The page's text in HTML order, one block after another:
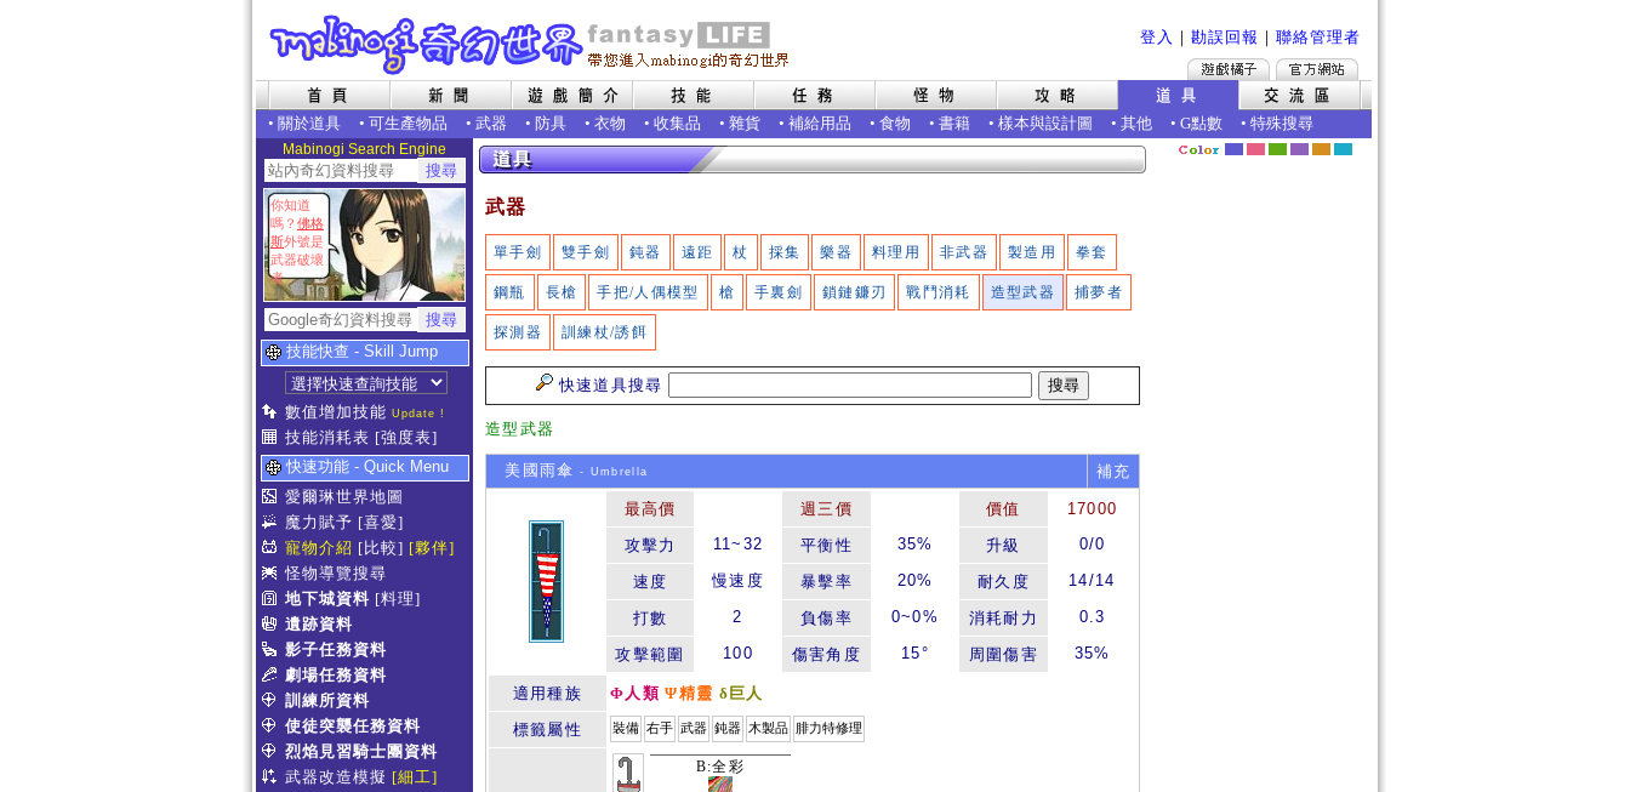
登入 ｜ 勘誤回報 ｜ 聯絡管理者
• 關於道具 • 可生產物品 • 武器 • 防具 • 衣物 • 收集品 • 雜貨 • 補給用品 • 食物 • 書籍 • 樣本與設計圖 • 其他 • G點數 • 特殊搜尋
Mabinogi Search Engine
你知道
嗎？ 佛格
斯外號是
武器破壞
者
技能快查 - Skill Jump
數值增加技能 Update !
技能消耗表 [強度表]
快速功能 - Quick Menu
愛爾琳世界地圖
魔力賦予 [喜愛]
寵物介紹 [比較] [夥伴]
怪物導覽搜尋
地下城資料 [料理]
遺跡資料
影子任務資料
劇場任務資料
訓練所資料
使徒突襲任務資料
烈焰見習騎士團資料
武器改造模擬 [細工]
武器
單手劍 雙手劍 鈍器 遠距 杖 採集 樂器 料理用 非武器 製造用 拳套
鋼瓶 長槍 手把/人偶模型 槍 手裏劍 鎖鏈鐮刃 戰鬥消耗 造型武器 捕夢者
探測器 訓練杖/誘餌
快速道具搜尋
造型武器
美國雨傘 - Umbrella 補充
最高價 週三價 價值
17000
攻擊力
11~32 平衡性 35% 升級 0/0
速度 慢速度 暴擊率 20% 耐久度 14/14
打數 2 負傷率 0~0% 消耗耐力 0.3
攻擊範圍 100 傷害角度 15° 周圍傷害 35%
適用種族 Φ人類 Ψ精靈 δ巨人
標籤屬性
裝備 右手 武器 鈍器 木製品 腓力特修理
B:全彩